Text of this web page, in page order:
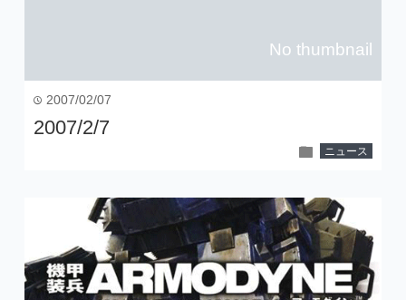
No thumbnail
time 2007/02/07
2007/2/7
folder ニュース